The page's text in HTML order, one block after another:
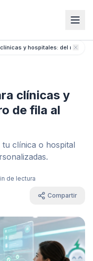
y hospitales: del
clínicas y
de fila al
clínica o hospital
de lectura
Compartir